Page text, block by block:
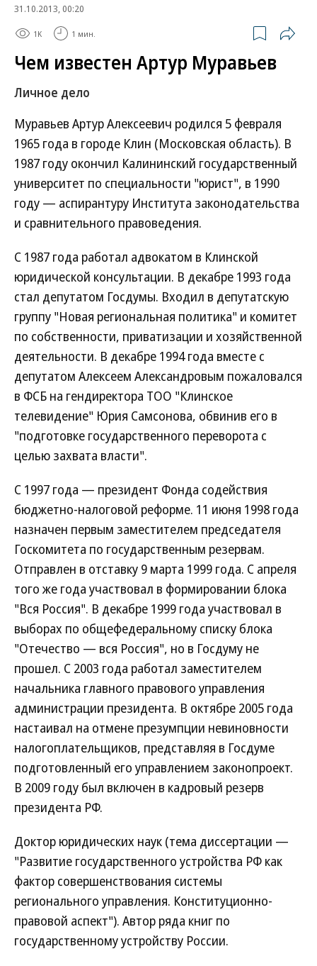
31.10.2013, 00:20
1K 1 мин.
Чем известен Артур Муравьев
Личное дело
Муравьев Артур Алексеевич родился 5 февраля
1965 года в городе Клин (Московская область). В
1987 году окончил Калининский государственный
университет по специальности "юрист", в 1990
году — аспирантуру Института законодательства
и сравнительного правоведения.
С 1987 года работал адвокатом в Клинской
юридической консультации. В декабре 1993 года
стал депутатом Госдумы. Входил в депутатскую
группу "Новая региональная политика" и комитет
по собственности, приватизации и хозяйственной
деятельности. В декабре 1994 года вместе с
депутатом Алексеем Александровым пожаловался
в ФСБ на гендиректора ТОО "Клинское
телевидение" Юрия Самсонова, обвинив его в
"подготовке государственного переворота с
целью захвата власти".
С 1997 года — президент Фонда содействия
бюджетно-налоговой реформе. 11 июня 1998 года
назначен первым заместителем председателя
Госкомитета по государственным резервам.
Отправлен в отставку 9 марта 1999 года. С апреля
того же года участвовал в формировании блока
"Вся Россия". В декабре 1999 года участвовал в
выборах по общефедеральному списку блока
"Отечество — вся Россия", но в Госдуму не
прошел. С 2003 года работал заместителем
начальника главного правового управления
администрации президента. В октябре 2005 года
настаивал на отмене презумпции невиновности
налогоплательщиков, представляя в Госдуме
подготовленный его управлением законопроект.
В 2009 году был включен в кадровый резерв
президента РФ.
Доктор юридических наук (тема диссертации —
"Развитие государственного устройства РФ как
фактор совершенствования системы
регионального управления. Конституционно-
правовой аспект"). Автор ряда книг по
государственному устройству России.